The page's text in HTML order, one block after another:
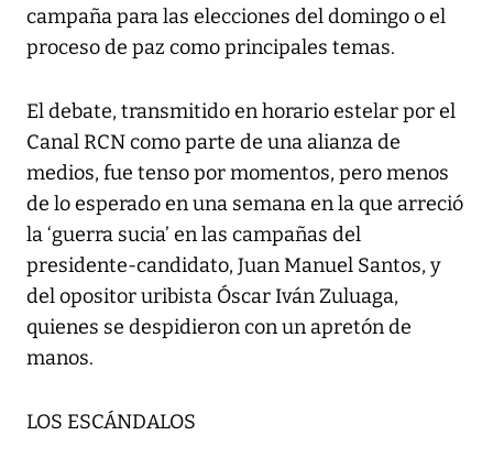
campaña para las elecciones del domingo o el
proceso de paz como principales temas.
El debate, transmitido en horario estelar por el
Canal RCN como parte de una alianza de
medios, fue tenso por momentos, pero menos
de lo esperado en una semana en la que arreció
la ‘guerra sucia’ en las campañas del
presidente-candidato, Juan Manuel Santos, y
del opositor uribista Óscar Iván Zuluaga,
quienes se despidieron con un apretón de
manos.
LOS ESCÁNDALOS